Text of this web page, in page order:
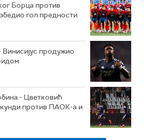
Борца против
гол предности
продужио
- Цветковић
против ПАОК-а и